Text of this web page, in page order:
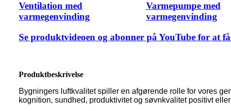
Ventilation med
varmegenvinding
Varmepumpe med
varmegenvinding
Se produktvideoen og abonner på YouTube for at
Produktbeskrivelse
Bygningers luftkvalitet spiller en afgørende rolle for vores
kognition, sundhed, produktivitet og søvnkvalitet positivt